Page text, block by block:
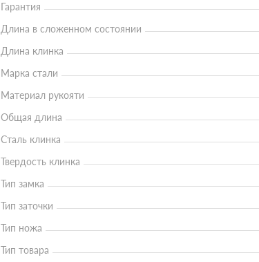
Гарантия
Длина в сложенном состоянии
Длина клинка
Марка стали
Материал рукояти
Общая длина
Сталь клинка
Твердость клинка
Тип замка
Тип заточки
Тип ножа
Тип товара